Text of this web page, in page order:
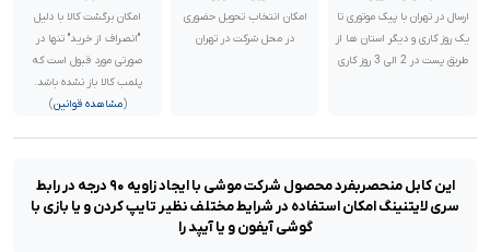
ارسال در تهران با پیک موتوری تا
یک روز کاری و دیگر استان ها از
طریق پست در 2 الی 3 روز کاری
امکان انتخاب تحویل حضوری
در محل شرکت در تهران
امکان برگشت کالا با دلیل
"انصراف از خرید" تنها در
صورتی مورد قبول است که
پلمب کالا باز نشده باشد.
(مشاهده قوانین)
این کابل منحصربفرد محصول شرکت موشی با ایجاد زاویه ۹۰ درجه در رابط
سری لایتنینگ امکان استفاده در شرایط مختلف نظیر تایپ کردن و یا بازی با
گوشی آیفون و یا آیپد را